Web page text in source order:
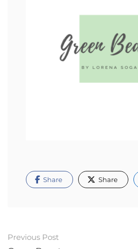
Share Share
Post
Previous Post